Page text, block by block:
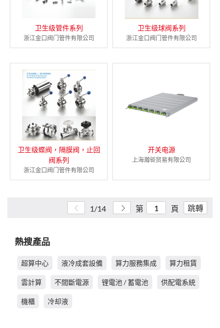
卫生级管件系列
浙江金口阀门管件有限公司
卫生级球阀系列
浙江金口阀门管件有限公司
卫生级蝶阀，隔膜阀，止回
阀系列
浙江金口阀门管件有限公司
开关电源
上海瀚钜贸易有限公司
1/14 第 頁 跳轉
熱搜產品
超算中心 液冷成套設備 算力服務集成 算力租賃
雲計算 不間斷電源 锂電池 / 蓄電池 供配電系統
機櫃 冷却液